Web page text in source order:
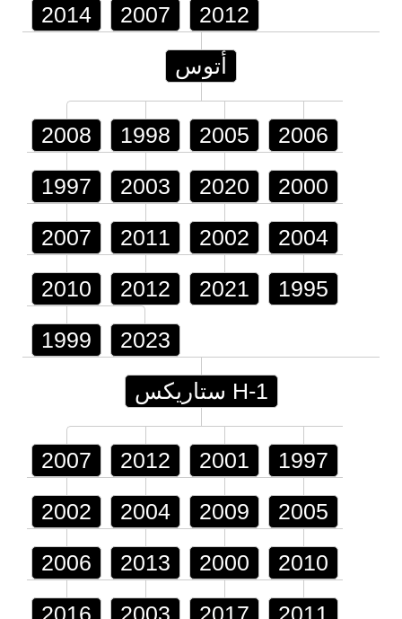
2014 2007 2012
أتوس
2008 1998 2005 2006
1997 2003 2020 2000
2007 2011 2002 2004
2010 2012 2021 1995
1999 2023
H-1 ستاريكس
2007 2012 2001 1997
2002 2004 2009 2005
2006 2013 2000 2010
2016 2003 2017 2011